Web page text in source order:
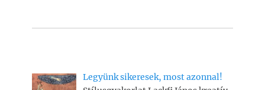
Legyünk sikeresek, most azonnal!